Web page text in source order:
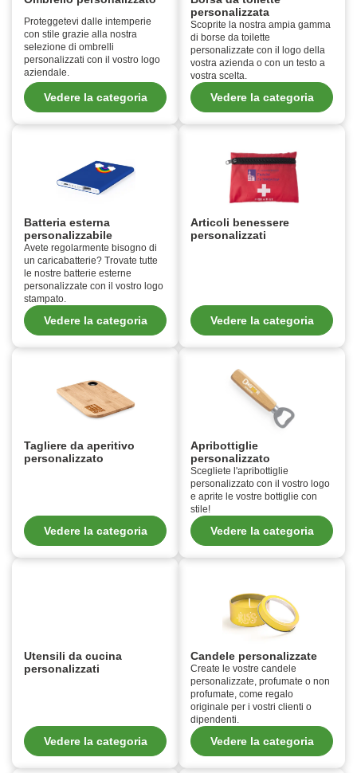
Proteggetevi dalle intemperie
con stile grazie alla nostra
selezione di ombrelli
personalizzati con il vostro logo
aziendale.
Vedere la categoria
personalizzata
Scoprite la nostra ampia gamma
di borse da toilette
personalizzate con il logo della
vostra azienda o con un testo a
vostra scelta.
Vedere la categoria
Batteria esterna
personalizzabile
Avete regolarmente bisogno di
un caricabatterie? Trovate tutte
le nostre batterie esterne
personalizzate con il vostro logo
stampato.
Vedere la categoria
Articoli benessere
personalizzati
Vedere la categoria
Tagliere da aperitivo
personalizzato
Vedere la categoria
Apribottiglie
personalizzato
Scegliete l'apribottiglie
personalizzato con il vostro logo
e aprite le vostre bottiglie con
stile!
Vedere la categoria
Utensili da cucina
personalizzati
Vedere la categoria
Candele personalizzate
Create le vostre candele
personalizzate, profumate o non
profumate, come regalo
originale per i vostri clienti o
dipendenti.
Vedere la categoria